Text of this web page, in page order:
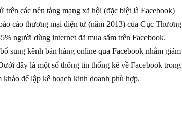
các nền tảng mạng xã hội (đặc biệt là Facebook)
cáo thương mại điện tử (năm 2013) của Cục Thương
người dùng internet đã mua sắm trên Facebook.
sung kênh bán hàng online qua Facebook nhằm giảm
đây là một số thông tin thống kê về Facebook trong
để lập kế hoạch kinh doanh phù hợp.